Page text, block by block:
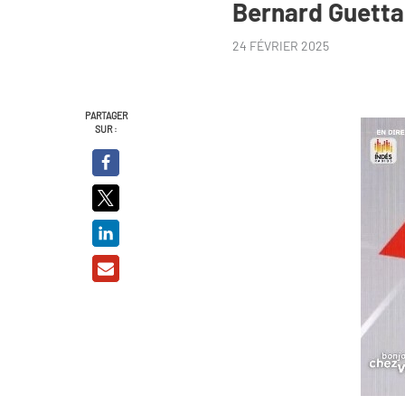
Bernard
24 FÉVRIER 2025
PARTAGER
SUR :